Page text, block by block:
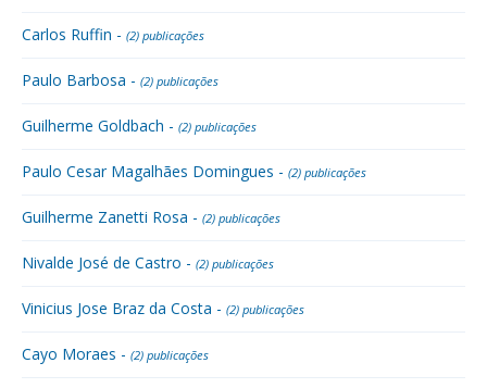
Carlos Ruffin - (2) publicações
Paulo Barbosa - (2) publicações
Guilherme Goldbach - (2) publicações
Paulo Cesar Magalhães Domingues - (2) publicações
Guilherme Zanetti Rosa - (2) publicações
Nivalde José de Castro - (2) publicações
Vinicius Jose Braz da Costa - (2) publicações
Cayo Moraes - (2) publicações